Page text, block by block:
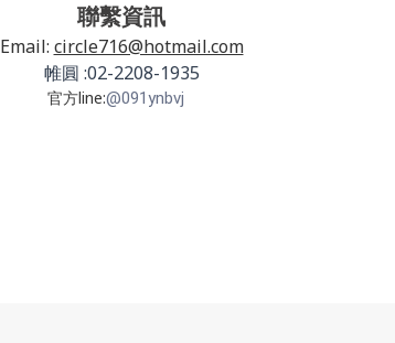
聯繫資訊
Email: circle716@hotmail.com
帷圓 :02-2208-1935
官方line:@091ynbvj